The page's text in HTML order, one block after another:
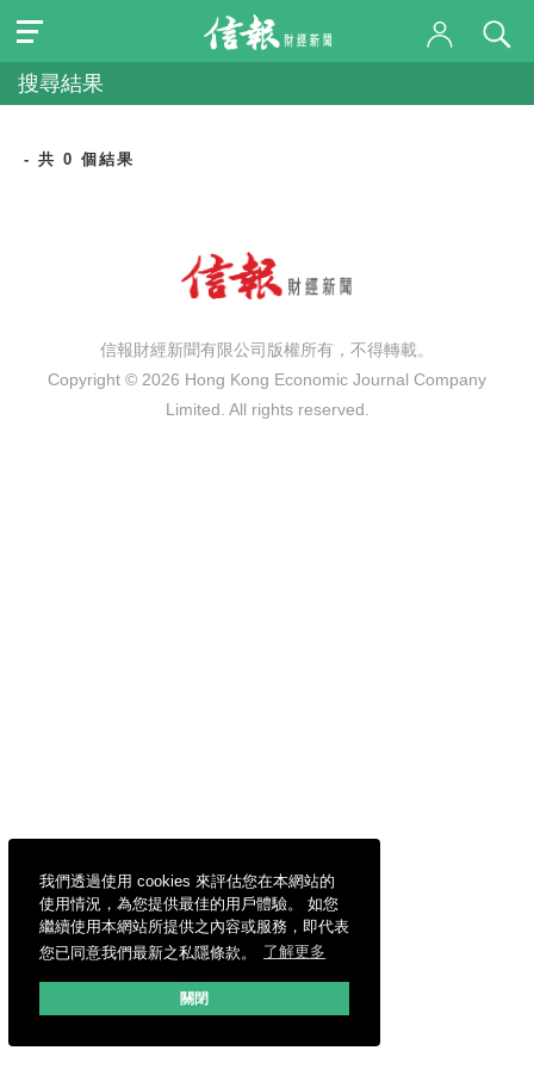
我們透過使用 cookies 來評估您在本網站的
使用情況，為您提供最佳的用戶體驗。 如您
繼續使用本網站所提供之內容或服務，即代表
您已同意我們最新之私隱條款。
了解更多
關閉
搜尋結果
- 共 0 個結果
信報財經新聞有限公司版權所有，不得轉載。
Copyright © 2026 Hong Kong Economic Journal Company
Limited. All rights reserved.